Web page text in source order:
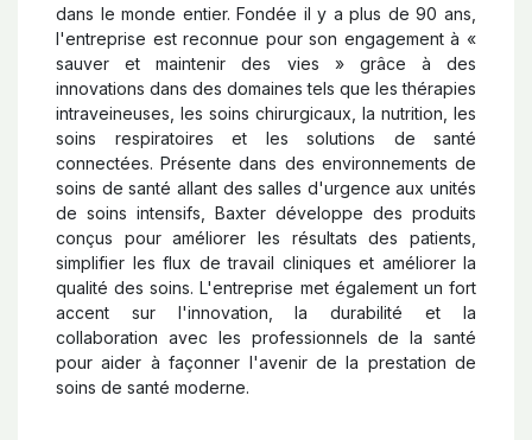
dans le monde entier. Fondée il y a plus de 90 ans,
l'entreprise est reconnue pour son engagement à «
sauver et maintenir des vies » grâce à des
innovations dans des domaines tels que les thérapies
intraveineuses, les soins chirurgicaux, la nutrition, les
soins respiratoires et les solutions de santé
connectées. Présente dans des environnements de
soins de santé allant des salles d'urgence aux unités
de soins intensifs, Baxter développe des produits
conçus pour améliorer les résultats des patients,
simplifier les flux de travail cliniques et améliorer la
qualité des soins. L'entreprise met également un fort
accent sur l'innovation, la durabilité et la
collaboration avec les professionnels de la santé
pour aider à façonner l'avenir de la prestation de
soins de santé moderne.